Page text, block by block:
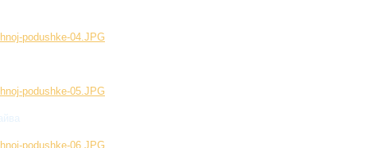
podushke-04.JPG
podushke-05.JPG
podushke-06.JPG